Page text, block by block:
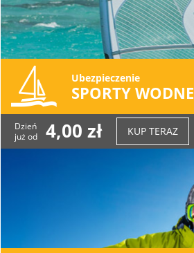
Ubezpieczenie
SPORTY WODNE
Dzień
już od
4,00 zł KUP TERAZ